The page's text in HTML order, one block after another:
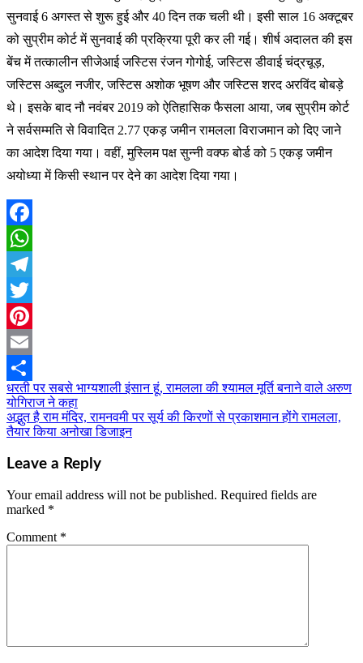
सुनवाई 6 अगस्त से शुरू हुई और 40 दिन तक चली थी। इसी साल 16 अक्टूबर
को सुप्रीम कोर्ट में सुनवाई की प्रक्रिया पूरी कर ली गई। शीर्ष अदालत की इस
बेंच में तत्कालीन सीजेआई जस्टिस रंजन गोगोई, जस्टिस डीवाई चंद्रचूड़,
जस्टिस अब्दुल नजीर, जस्टिस अशोक भूषण और जस्टिस शरद अरविंद बोबड़े
थे। इसके बाद नौ नवंबर 2019 को ऐतिहासिक फैसला आया, जब सुप्रीम कोर्ट
ने सर्वसम्मति से विवादित 2.77 एकड़ जमीन रामलला विराजमान को दिए जाने
का आदेश दिया गया। वहीं, मुस्लिम पक्ष सुन्नी वक्फ बोर्ड को 5 एकड़ जमीन
अयोध्या में किसी स्थान पर देने का आदेश दिया गया।
Facebook
WhatsApp
Telegram
Twitter
Pinterest
Email
Share
Post
navigation
धरती पर सबसे भाग्यशाली इंसान हूं, रामलला की श्यामल मूर्ति बनाने वाले अरुण
योगिराज ने कहा
अद्भुत है राम मंदिर, रामनवमी पर सूर्य की किरणों से प्रकाशमान होंगे रामलला,
तैयार किया अनोखा डिजाइन
Leave a Reply
Your email address will not be published. Required fields are
marked *
Comment *